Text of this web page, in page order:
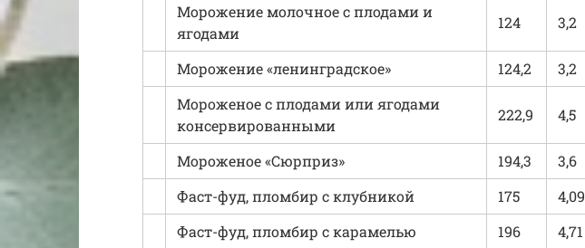
Морожение молочное с плодами и
ягодами
124 3,2
Морожение «ленинградское» 124,2 3,2
Мороженое с плодами или ягодами
консервированными
222,9 4,5
Мороженое «Сюрприз» 194,3 3,6
Фаст-фуд, пломбир с клубникой
175 4,09
Фаст-фуд, пломбир с карамелью
196 4,71